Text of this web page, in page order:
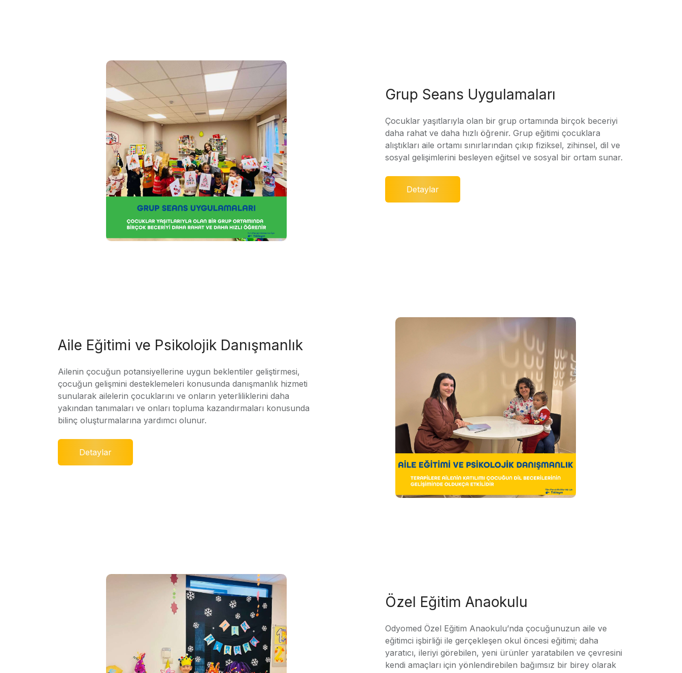
Grup Seans Uygulamaları
Çocuklar yaşıtlarıyla olan bir grup ortamında birçok beceriyi
daha rahat ve daha hızlı öğrenir. Grup eğitimi çocuklara
alıştıkları aile ortamı sınırlarından çıkıp fiziksel, zihinsel, dil ve
sosyal gelişimlerini besleyen eğitsel ve sosyal bir ortam sunar.
Detaylar
Aile Eğitimi ve Psikolojik Danışmanlık
Ailenin çocuğun potansiyellerine uygun beklentiler geliştirmesi,
çocuğun gelişmini desteklemeleri konusunda danışmanlık hizmeti
sunularak ailelerin çocuklarını ve onların yeterliliklerini daha
yakından tanımaları ve onları topluma kazandırmaları konusunda
bilinç oluşturmalarına yardımcı olunur.
Detaylar
Özel Eğitim Anaokulu
Odyomed Özel Eğitim Anaokulu’nda çocuğunuzun aile ve
eğitimci işbirliği ile gerçekleşen okul öncesi eğitimi; daha
yaratıcı, ileriyi görebilen, yeni ürünler yaratabilen ve çevresini
kendi amaçları için yönlendirebilen bağımsız bir birey olarak